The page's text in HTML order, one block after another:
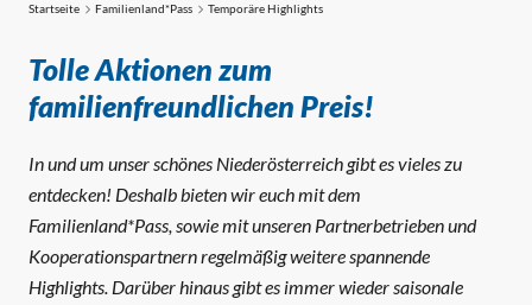
Temporäre Highlights
Startseite Familienland*Pass Temporäre Highlights
Tolle Aktionen zum
familienfreundlichen Preis!
In und um unser schönes Niederösterreich gibt es vieles zu
entdecken! Deshalb bieten wir euch mit dem
Familienland*Pass, sowie mit unseren Partnerbetrieben und
Kooperationspartnern regelmäßig weitere spannende
Highlights. Darüber hinaus gibt es immer wieder saisonale